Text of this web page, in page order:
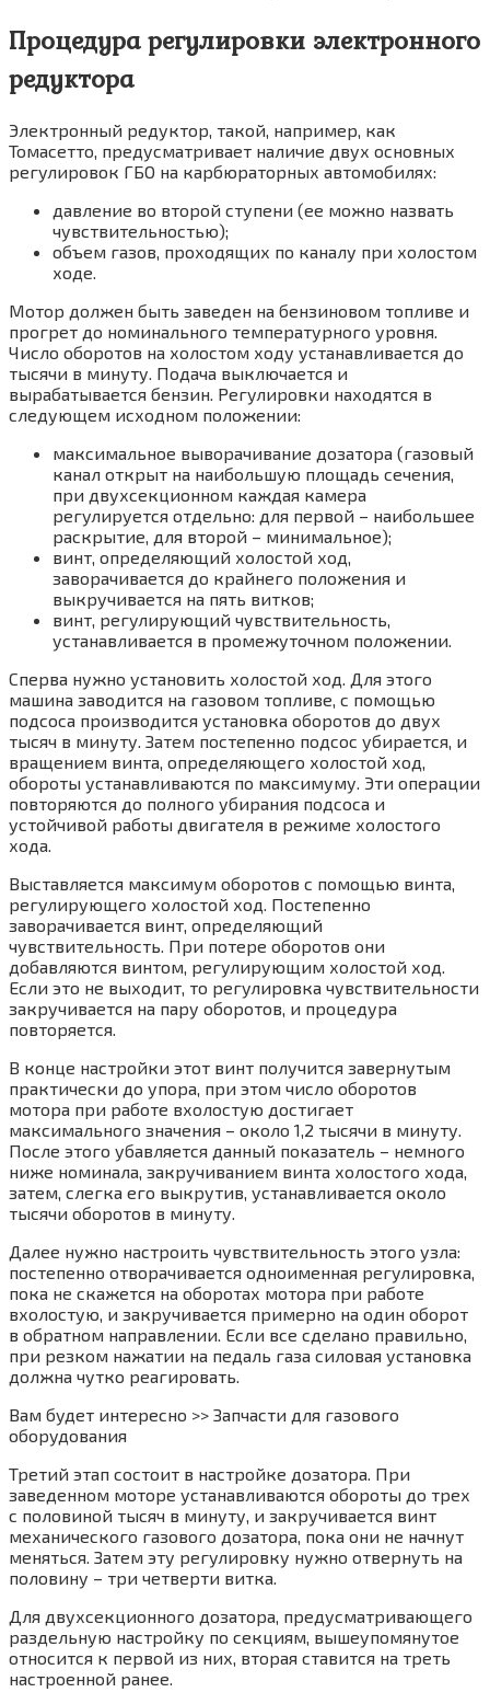
Процедура регулировки электронного
редуктора
Электронный редуктор, такой, например, как
Томасетто, предусматривает наличие двух основных
регулировок ГБО на карбюраторных автомобилях:
давление во второй ступени (ее можно назвать
чувствительностью);
объем газов, проходящих по каналу при холостом
ходе.
Мотор должен быть заведен на бензиновом топливе и
прогрет до номинального температурного уровня.
Число оборотов на холостом ходу устанавливается до
тысячи в минуту. Подача выключается и
вырабатывается бензин. Регулировки находятся в
следующем исходном положении:
максимальное выворачивание дозатора (газовый
канал открыт на наибольшую площадь сечения,
при двухсекционном каждая камера
регулируется отдельно: для первой – наибольшее
раскрытие, для второй – минимальное);
винт, определяющий холостой ход,
заворачивается до крайнего положения и
выкручивается на пять витков;
винт, регулирующий чувствительность,
устанавливается в промежуточном положении.
Сперва нужно установить холостой ход. Для этого
машина заводится на газовом топливе, с помощью
подсоса производится установка оборотов до двух
тысяч в минуту. Затем постепенно подсос убирается, и
вращением винта, определяющего холостой ход,
обороты устанавливаются по максимуму. Эти операции
повторяются до полного убирания подсоса и
устойчивой работы двигателя в режиме холостого
хода.
Выставляется максимум оборотов с помощью винта,
регулирующего холостой ход. Постепенно
заворачивается винт, определяющий
чувствительность. При потере оборотов они
добавляются винтом, регулирующим холостой ход.
Если это не выходит, то регулировка чувствительности
закручивается на пару оборотов, и процедура
повторяется.
В конце настройки этот винт получится завернутым
практически до упора, при этом число оборотов
мотора при работе вхолостую достигает
максимального значения – около 1,2 тысячи в минуту.
После этого убавляется данный показатель – немного
ниже номинала, закручиванием винта холостого хода,
затем, слегка его выкрутив, устанавливается около
тысячи оборотов в минуту.
Далее нужно настроить чувствительность этого узла:
постепенно отворачивается одноименная регулировка,
пока не скажется на оборотах мотора при работе
вхолостую, и закручивается примерно на один оборот
в обратном направлении. Если все сделано правильно,
при резком нажатии на педаль газа силовая установка
должна чутко реагировать.
Вам будет интересно >> Запчасти для газового
оборудования
Третий этап состоит в настройке дозатора. При
заведенном моторе устанавливаются обороты до трех
с половиной тысяч в минуту, и закручивается винт
механического газового дозатора, пока они не начнут
меняться. Затем эту регулировку нужно отвернуть на
половину – три четверти витка.
Для двухсекционного дозатора, предусматривающего
раздельную настройку по секциям, вышеупомянутое
относится к первой из них, вторая ставится на треть
настроенной ранее.